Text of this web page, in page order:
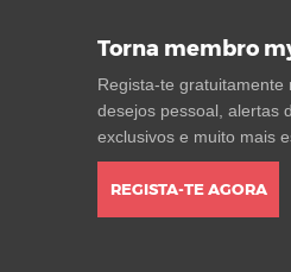
Torna membro
Regista-te gratuitamente
desejos pessoal, alertas
exclusivos e muito mais
REGISTA-TE AGORA